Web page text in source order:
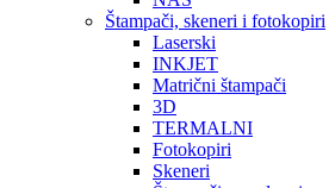
Štampači, skeneri i fotokopiri
Laserski
INKJET
Matrični štampači
3D
TERMALNI
Fotokopiri
Skeneri